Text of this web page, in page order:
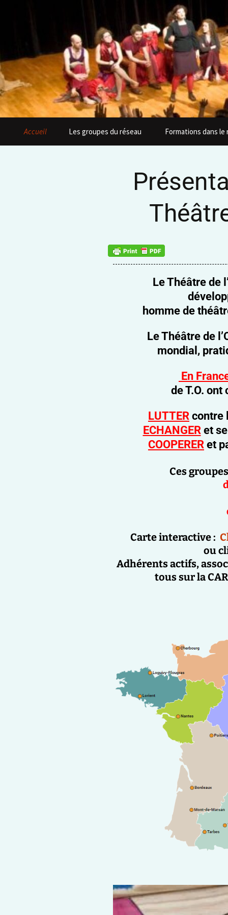
Accueil Les groupes du réseau Formations dans
Le Théâtre de
homme de
Le Théâtre de
mondial,
En
de T.O. ont
LUTTER contre
ECHANGER et
COOPERER et
Ces
Carte interactive :
ou
Adhérents actifs,
tous sur la